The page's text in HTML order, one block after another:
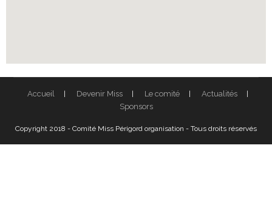
Accueil Devenir Miss Le comité
Actualités
Sponsors
Copyright 2018 - Comité Miss Périgord organisation - Tous droits réservés